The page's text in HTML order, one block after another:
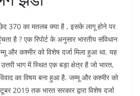
370 का मतलब क्या है , इसके लागू होने पर
है ? एक रिपोर्ट के अनुसार भारतीय संविधान
कश्मीर को विशेष दर्जा मिला हुआ था. यह
भाग में स्थित एक बड़ा क्षेत्र है जो भारत,
का विषय बना हुआ है. जम्मू और कश्मीर को
2019 तक भारत सरकार द्वारा विशेष दर्जा